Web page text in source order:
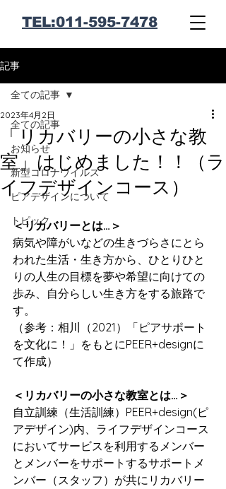
​TEL:011-595-7478
記事
全ての記事
お知らせ
新型コロナウイルス
ピアデザインについて
トピック
全ての記事
「リカバリーの小さな教
室」はじめました！！（ラ
イフデザインコース）
2023年4月2日
＜リカバリーとは…＞
病気や障がいなどの生きづらさにとら
われた生活・生き方から、ひとりひと
りの人生の目標を夢や希望に向けての
歩み、自分らしい生き方をする旅路で
す。
（参考：相川（2021）「ピアサポート
を文化に！」をもとにPEER+designに
て作成）
＜リカバリーの小さな教室とは…＞
自立訓練（生活訓練）PEER+design(ピ
アデザイン)内、ライフデザインコース
においてサービスを利用するメンバー
とメンバーをサポートするサポートメ
ンバー（スタッフ）が共にリカバリー